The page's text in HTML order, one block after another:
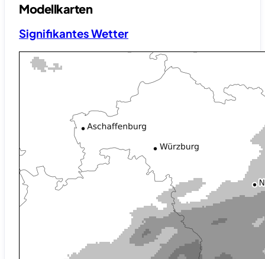
Modellkarten
Signifikantes Wetter